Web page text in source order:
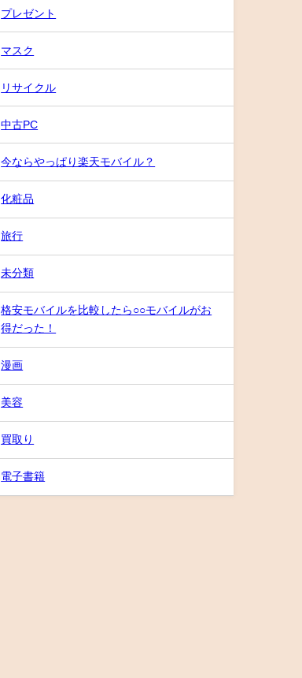
プレゼント
マスク
リサイクル
中古PC
今ならやっぱり楽天モバイル？
化粧品
旅行
未分類
格安モバイルを比較したら○○モバイルがお
得だった！
漫画
美容
買取り
電子書籍